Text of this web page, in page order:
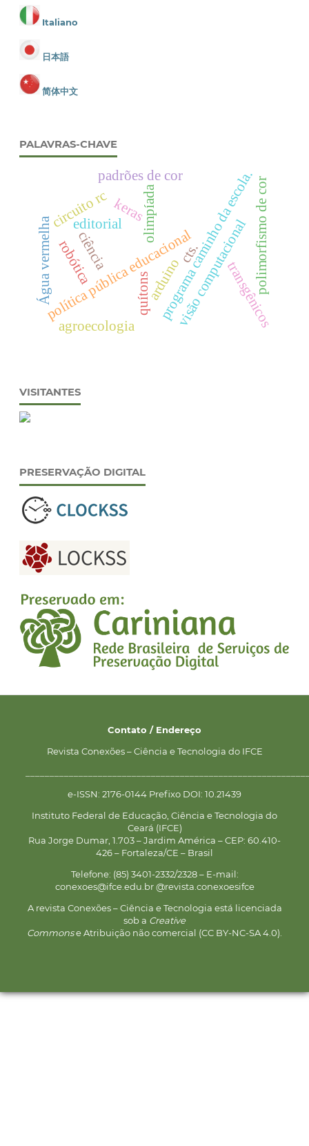
Italiano
日本語
简体中文
PALAVRAS-CHAVE
editorial olimpíada
política pública educacionalprograma caminho da escola.
padrões de cor
polimorfismo de cor
quítons
robótica visão computacional
keras
transgênicos
cts.
Água vermelha
agroecologia
ciência
arduino
circuito rc
VISITANTES
PRESERVAÇÃO DIGITAL
Contato / Endereço
Revista Conexões – Ciência e Tecnologia do IFCE
e-ISSN: 2176-0144 Prefixo DOI: 10.21439
Instituto Federal de Educação, Ciência e Tecnologia do
Ceará (IFCE)
Rua Jorge Dumar, 1.703 – Jardim América – CEP: 60.410-
426 – Fortaleza/CE – Brasil
Telefone: (85) 3401-2332/2328 – E-mail:
conexoes@ifce.edu.br @revista.conexoesifce
A revista Conexões – Ciência e Tecnologia está licenciada
sob a Creative
Commonse Atribuição não comercial (CC BY-NC-SA 4.0).